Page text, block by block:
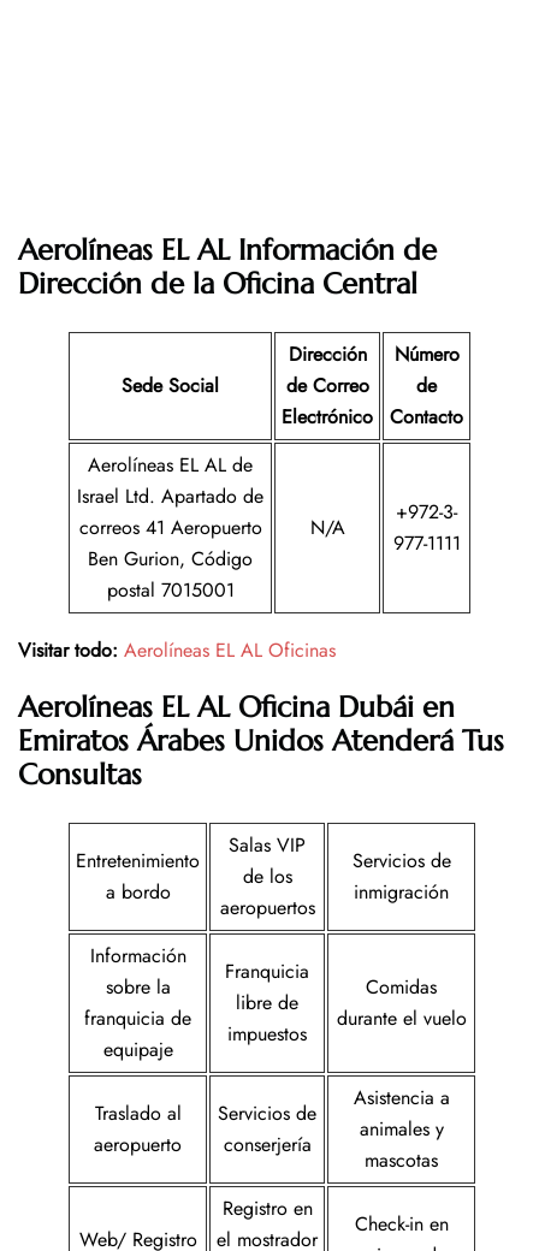
Aerolíneas EL AL Información de
Dirección de la Oficina Central
Sede Social
Dirección
de Correo
Electrónico
Número
de
Contacto
Aerolíneas EL AL de
Israel Ltd. Apartado de
correos 41 Aeropuerto
Ben Gurion, Código
postal 7015001
N/A
+972-3-
977-1111
Visitar todo: Aerolíneas EL AL Oficinas
Aerolíneas EL AL Oficina Dubái en
Emiratos Árabes UnidosAtenderá Tus
Consultas
Entretenimiento
a bordo
Salas VIP
de los
aeropuertos
Servicios de
inmigración
Información
sobre la
franquicia de
equipaje
Franquicia
libre de
impuestos
Comidas
durante el vuelo
Traslado al
aeropuerto
Servicios de
conserjería
Asistencia a
animales y
mascotas
Web/ Registro
Registro en
el mostrador
Check-in en